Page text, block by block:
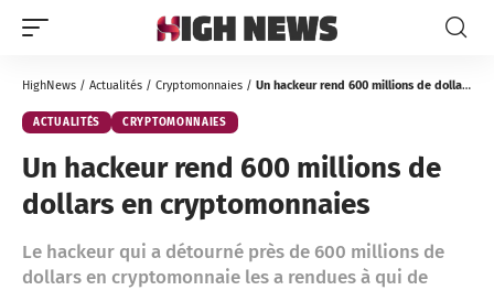
HighNews / Actualités / Cryptomonnaies / Un hackeur rend 600 millions de dollars en cryptomonnaies
ACTUALITÉS CRYPTOMONNAIES
Un hackeur rend 600 millions de
dollars en cryptomonnaies
Le hackeur qui a détourné près de 600 millions de
dollars en cryptomonnaie les a rendues à qui de